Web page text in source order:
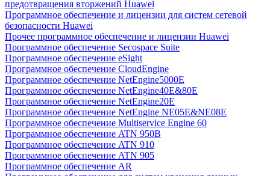
предотвращения вторжений Huawei
Программное обеспечение и лицензии для систем сетевой
безопасности Huawei
Прочее программное обеспечение и лицензии Huawei
Программное обеспечение Secospace Suite
Программное обеспечение eSight
Программное обеспечение CloudEngine
Программное обеспечение NetEngine5000E
Программное обеспечение NetEngine40E&80E
Программное обеспечение NetEngine20E
Программное обеспечение NetEngine NE05E&NE08E
Программное обеспечение Multiservice Engine 60
Программное обеспечение ATN 950B
Программное обеспечение ATN 910
Программное обеспечение ATN 905
Программное обеспечение AR